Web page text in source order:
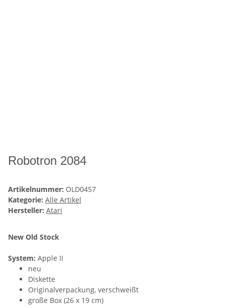
Robotron 2084
Artikelnummer: OLD0457
Kategorie: Alle Artikel
Hersteller: Atari
New Old Stock
System: Apple II
neu
Diskette
Originalverpackung, verschweißt
große Box (26 x 19 cm)